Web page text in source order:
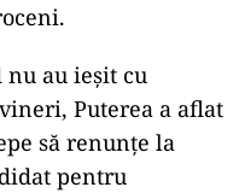
au ieșit cu
Puterea a aflat
să renunțe la
pentru